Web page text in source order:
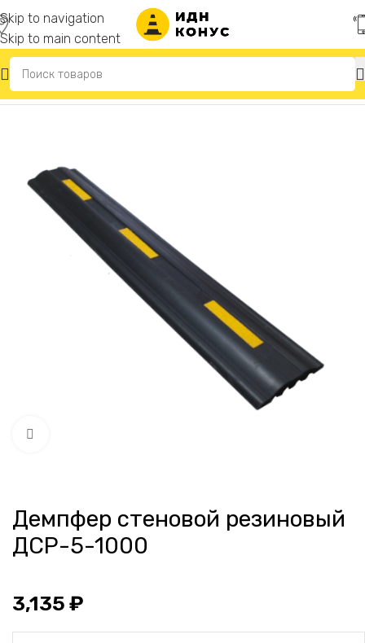
Skip to navigation
Skip to main content
Главная Резиновые отбойники для стен
Демпфер стеновой резиновый
ДСР-5-1000
3,135 ₽